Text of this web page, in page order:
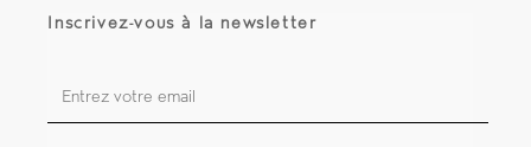
Tables privées
Réceptions & Séminaires
Inscrivez-vous à la newsletter